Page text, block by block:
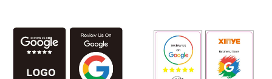
өзгөртүлгөн кара PVC
NFC картасы
Google Review Nfc
карталары